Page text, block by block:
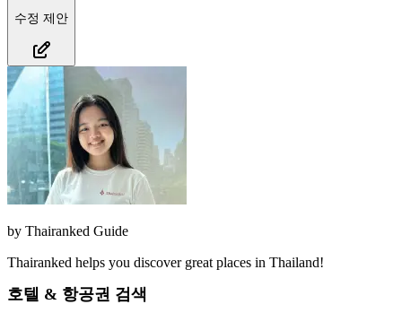
수정 제안
by Thairanked Guide
Thairanked helps you discover great places in Thailand!
호텔 & 항공권 검색